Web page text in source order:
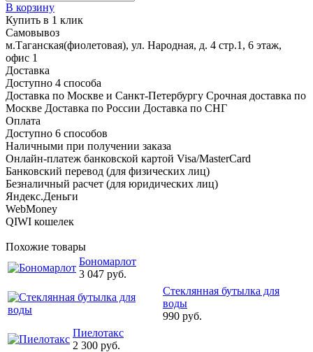
В корзину
Купить в 1 клик
Самовывоз
м.Таганская(фиолетовая), ул. Народная, д. 4 стр.1, 6 этаж,
офис 1
Доставка
Доступно 4 способа
Доставка по Москве и Санкт-Петербургу Срочная доставка по
Москве Доставка по России Доставка по СНГ
Оплата
Доступно 6 способов
Наличными при получении заказа
Онлайн-платеж банковской картой Visa/MasterCard
Банковский перевод (для физических лиц)
Безналичный расчет (для юридических лиц)
Яндекс.Деньги
WebMoney
QIWI кошелек
Похожие товары
Бономарлот
3 047 руб.
Стеклянная бутылка для
воды
990 руб.
Пиелотакс
2 300 руб.